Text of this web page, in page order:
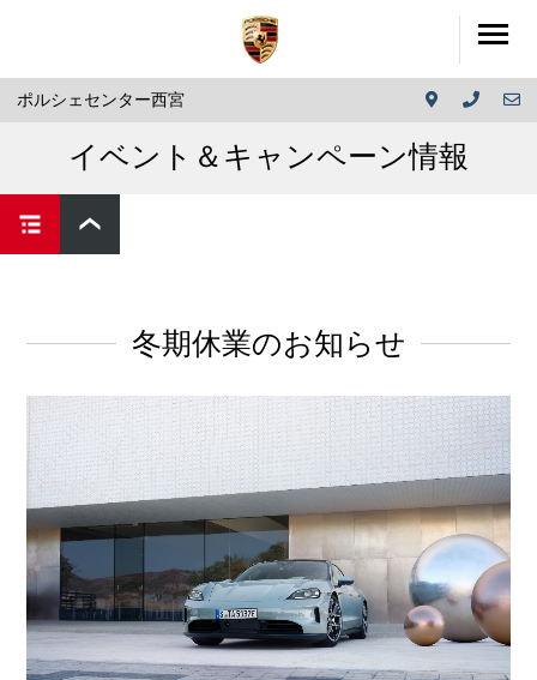
ポルシェセンター西宮
イベント＆キャンペーン情報
冬期休業のお知らせ